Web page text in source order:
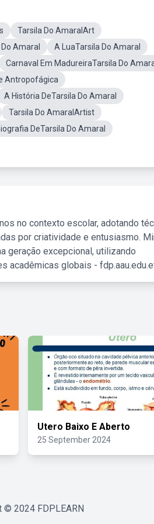
Tarsila Do AmaralArt
Amaral
A LuaTarsila Do Amaral
Carnaval Em MadureiraTarsila Do
Antropofágica
A História DeTarsila Do Amaral
Tarsila Do AmaralArtist
DeTarsila Do Amaral
no contexto escolar, adotando
por criatividade e entusiasmo.
geração excepcional, utilizando
acadêmicas globais -
Utero Baixo E Aberto
25 September 2024
© 2024 FDPLEARN